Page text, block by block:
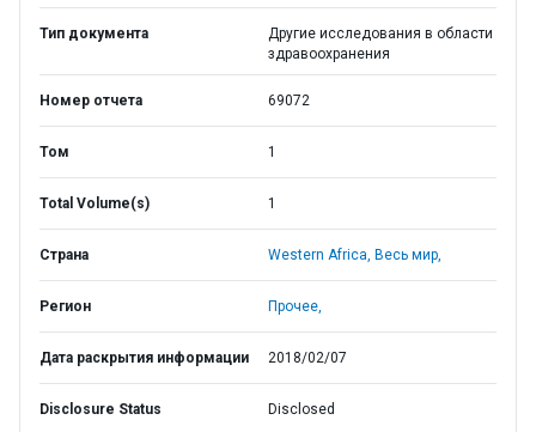
Тип документа
Другие исследования в области
здравоохранения
Номер отчета 69072
Том 1
Total Volume(s) 1
Страна Western Africa, Весь мир,
Регион Прочее,
Дата раскрытия информации 2018/02/07
Disclosure Status Disclosed